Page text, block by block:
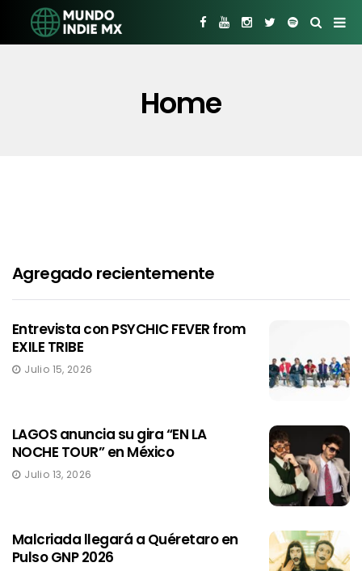
Home
Agregado recientemente
Entrevista con PSYCHIC FEVER from
EXILE TRIBE
Julio 15, 2026
LAGOS anuncia su gira “EN LA
NOCHE TOUR” en México
Julio 13, 2026
Malcriada llegará a Quéretaro en
Pulso GNP 2026